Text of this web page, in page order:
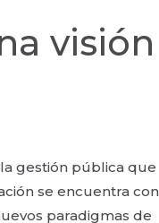
visión
gestión pública que
se encuentra con
paradigmas de